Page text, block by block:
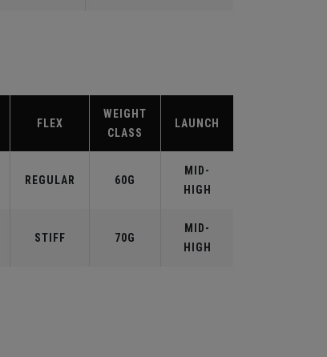
FLEX
WEIGHT
CLASS
LAUNCH
REGULAR 60G
MID-
HIGH
STIFF 70G
MID-
HIGH